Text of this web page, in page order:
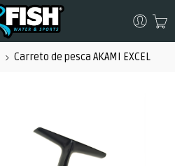
Carreto de pesca AKAMI EXCEL